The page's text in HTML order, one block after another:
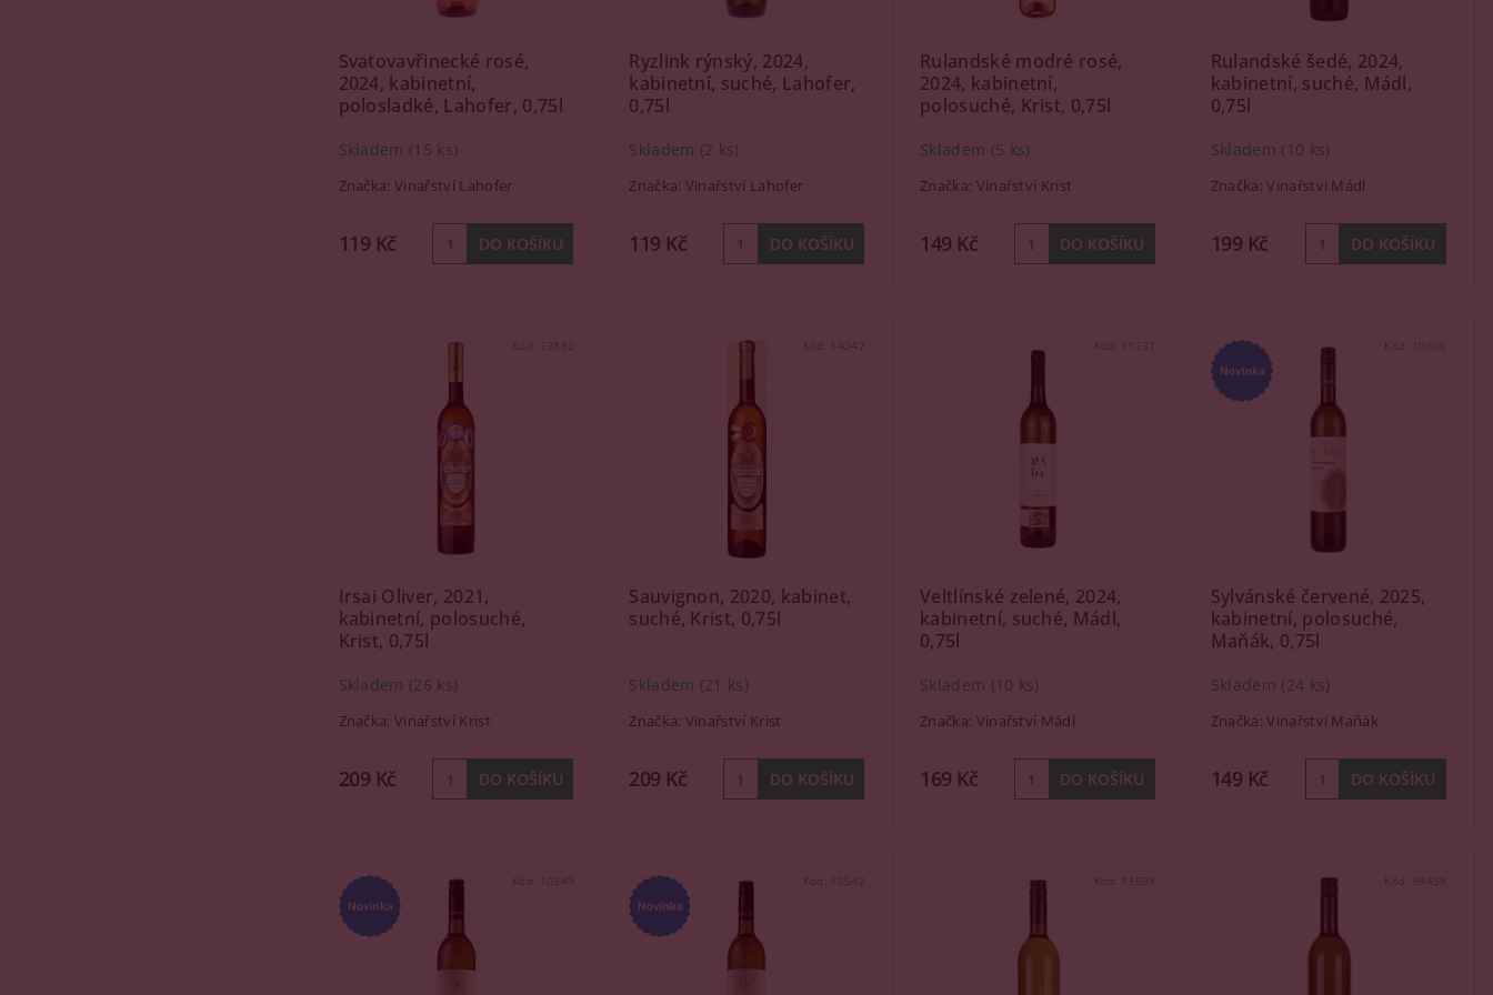
Svatovavřinecké rosé,
2024, kabinetní,
polosladké, Lahofer, 0,75l
Skladem (15 ks)
Značka:Vinařství Lahofer
119 Kč
Ryzlink rýnský, 2024,
kabinetní, suché, Lahofer,
0,75l
Skladem (2 ks)
Značka: Vinařství Lahofer
119 Kč
Rulandské modré rosé,
2024, kabinetní,
polosuché, Krist, 0,75l
Skladem (5 ks)
Značka: Vinařství Krist
149 Kč
Rulandské šedé, 2024,
kabinetní, suché, Mádl,
0,75l
Skladem (10 ks)
Značka:Vinařství Mádl
199 Kč
Kód: 73882
Irsai Oliver, 2021,
kabinetní, polosuché,
Krist, 0,75l
Skladem (26 ks)
Značka:Vinařství Krist
209 Kč
Kód: 14247
Sauvignon, 2020, kabinet,
suché, Krist, 0,75l
Skladem (21 ks)
Značka: Vinařství Krist
209 Kč
Kód: 11737
Veltlínské zelené, 2024,
kabinetní, suché, Mádl,
0,75l
Skladem (10 ks)
Značka: Vinařství Mádl
169 Kč
Kód:
Sylvánské červené, 2025,
kabinetní, polosuché,
Maňák, 0,75l
Skladem (24 ks)
Značka:Vinařství Maňák
149 Kč
Kód: 10549 Kód: 10542 Kód: 13598 Kód: 98458